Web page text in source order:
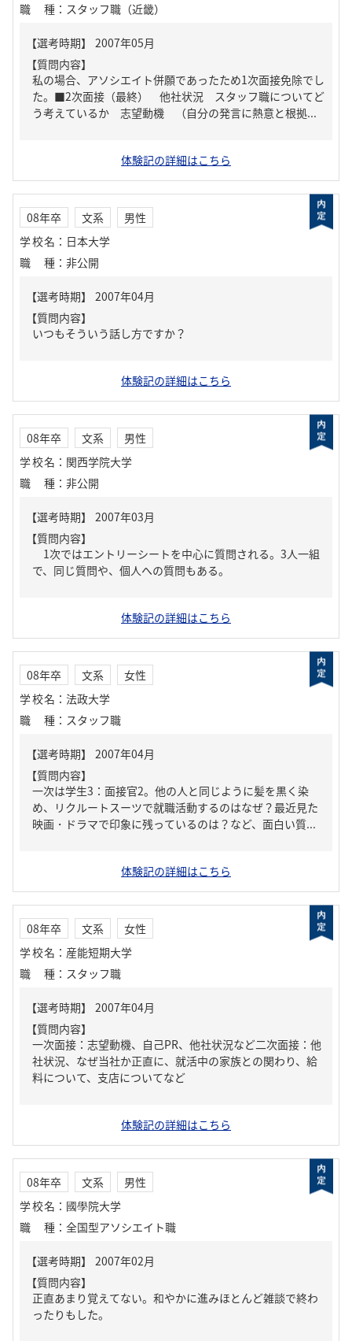
職種 ： スタッフ職（近畿）
【質問内容】
私の場合、アソシエイト併願であったため1次面接免除でし
た。■2次面接（最終） 他社状況 スタッフ職についてど
う考えているか 志望動機 （自分の発言に熱意と根拠...
体験記の詳細はこちら
08年卒 文系
男性
学校名 ： 日本大学
職種 ： 非公開
【質問内容】
いつもそういう話し方ですか？
体験記の詳細はこちら
08年卒 文系
男性
学校名 ： 関西学院大学
職種 ： 非公開
【質問内容】
1次ではエントリーシートを中心に質問される。3人一組
で、同じ質問や、個人への質問もある。
体験記の詳細はこちら
08年卒 文系
女性
学校名 ： 法政大学
職種 ： スタッフ職
【質問内容】
一次は学生3：面接官2。他の人と同じように髪を黒く染
め、リクルートスーツで就職活動するのはなぜ？最近見た
映画・ドラマで印象に残っているのは？など、面白い質...
体験記の詳細はこちら
08年卒 文系
女性
学校名 ： 産能短期大学
職種 ： スタッフ職
【質問内容】
一次面接：志望動機、自己PR、他社状況など二次面接：他
社状況、なぜ当社か正直に、就活中の家族との関わり、給
料について、支店についてなど
体験記の詳細はこちら
08年卒 文系
男性
学校名 ： 國學院大学
職種 ： 全国型アソシエイト職
【質問内容】
正直あまり覚えてない。和やかに進みほとんど雑談で終わ
ったりもした。